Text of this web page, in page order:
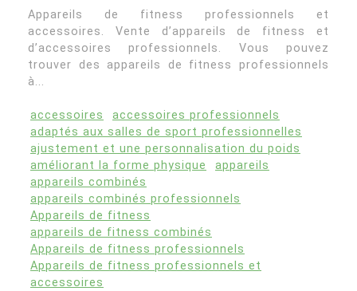
Appareils de fitness professionnels et
accessoires. Vente d’appareils de fitness et
d’accessoires professionnels. Vous pouvez
trouver des appareils de fitness professionnels
à...
accessoires
accessoires professionnels
adaptés aux salles de sport professionnelles
ajustement et une personnalisation du poids
améliorant la forme physique
appareils
appareils combinés
appareils combinés professionnels
Appareils de fitness
appareils de fitness combinés
Appareils de fitness professionnels
Appareils de fitness professionnels et
accessoires